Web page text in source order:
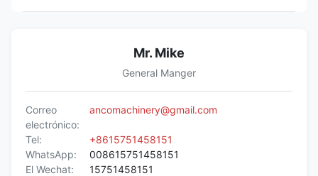
Mr. Mike
General Manger
Correo
electrónico:
ancomachinery@gmail.com
Tel:
+8615751458151
WhatsApp:
008615751458151
El Wechat:
15751458151